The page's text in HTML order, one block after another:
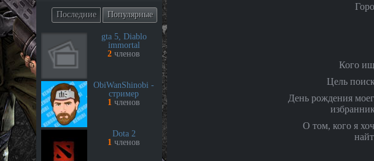
Последние Популярные
gta 5, Diablo
immortal
2 членов
ObiWanShinobi -
стример
1 членов
Dota 2
1 членов
Кого
Цель
День рождения
О том, кого я